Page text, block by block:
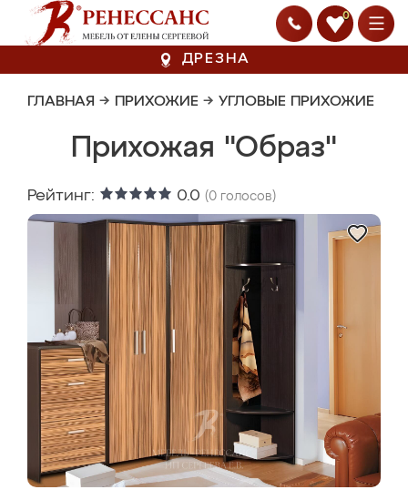
0
ДРЕЗНА
ГЛАВНАЯ → ПРИХОЖИЕ → УГЛОВЫЕ ПРИХОЖИЕ
Прихожая "Образ"
Рейтинг: 0.0 (0 голосов)